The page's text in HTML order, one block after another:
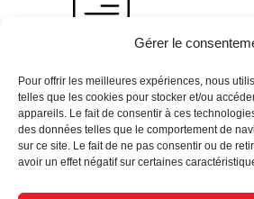
Gérer le
Pour offrir les meilleures expériences, nous
telles que les cookies pour stocker et/ou
appareils. Le fait de consentir à ces
des données telles que le comportement de
sur ce site. Le fait de ne pas consentir ou de
avoir un effet négatif sur certaines
Devis sur demande
Plus